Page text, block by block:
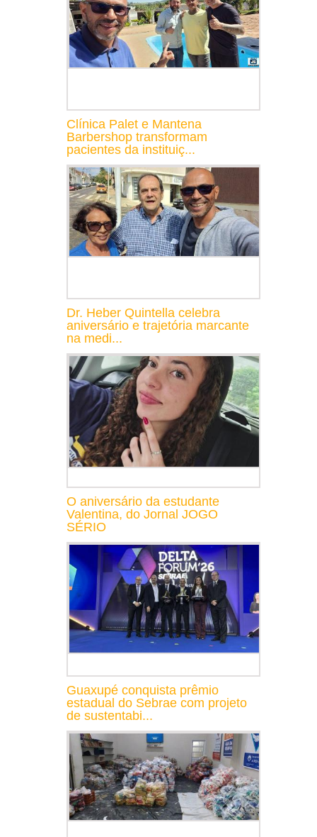
Clínica Palet e Mantena
Barbershop transformam
pacientes da instituiç...
Dr. Heber Quintella celebra
aniversário e trajetória marcante
na medi...
O aniversário da estudante
Valentina, do Jornal JOGO
SÉRIO
Guaxupé conquista prêmio
estadual do Sebrae com projeto
de sustentabi...